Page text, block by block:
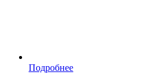
Подробнее